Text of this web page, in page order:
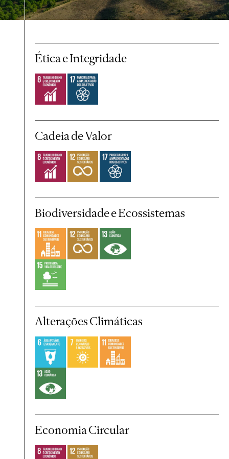
Objetivos do Desenvolvimento
Ética e Integridade
Cadeia de Valor
Biodiversidade e Ecossistemas
Alterações Climáticas
Economia Circular